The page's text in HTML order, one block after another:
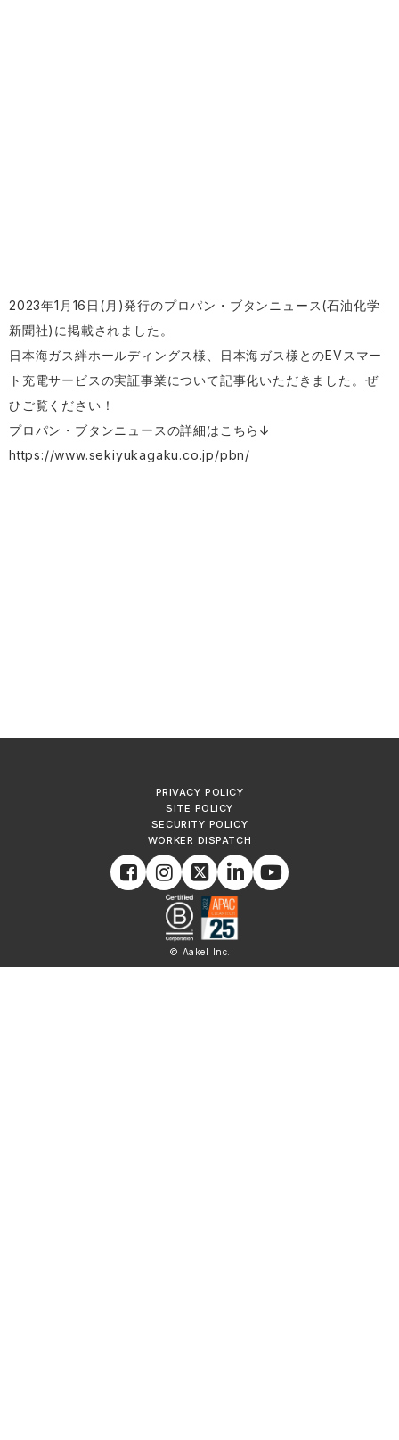
2023年1月16日(月)発行のプロパン・ブタンニュース(石油化学
新聞社)に掲載されました。
日本海ガス絆ホールディングス様、日本海ガス様とのEVスマー
ト充電サービスの実証事業について記事化いただきました。ぜ
ひご覧ください！
プロパン・ブタンニュースの詳細はこちら↓
https://www.sekiyukagaku.co.jp/pbn/
PRIVACY POLICY
SITE POLICY
SECURITY POLICY
WORKER DISPATCH
© Aakel Inc.